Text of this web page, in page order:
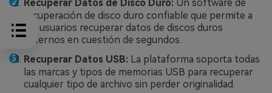
Recuperar Datos de Disco Duro: Un software de
recuperación de disco duro confiable que permite a
los usuarios recuperar datos de discos duros
externos en cuestión de segundos.
Recuperar Datos USB: La plataforma soporta todas
las marcas y tipos de memorias USB para recuperar
cualquier tipo de archivo sin perder originalidad.